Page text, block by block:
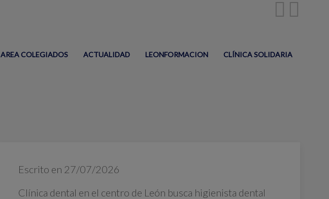
AREA COLEGIADOS ACTUALIDAD LEONFORMACION CLÍNICA SOLIDARIA
Escrito en 27/07/2026
Clínica dental en el centro de León busca higienista dental